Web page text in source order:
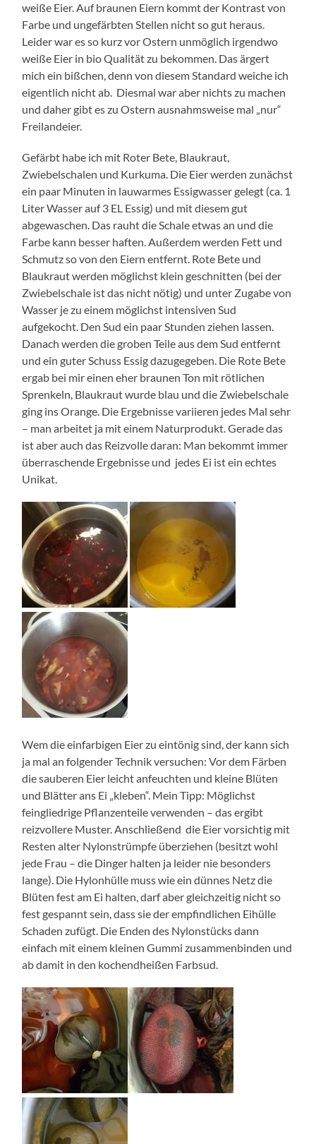
weiße Eier. Auf braunen Eiern kommt der Kontrast von
Farbe und ungefärbten Stellen nicht so gut heraus.
Leider war es so kurz vor Ostern unmöglich irgendwo
weiße Eier in bio Qualität zu bekommen. Das ärgert
mich ein bißchen, denn von diesem Standard weiche ich
eigentlich nicht ab. Diesmal war aber nichts zu machen
und daher gibt es zu Ostern ausnahmsweise mal „nur“
Freilandeier.
Gefärbt habe ich mit Roter Bete, Blaukraut,
Zwiebelschalen und Kurkuma. Die Eier werden zunächst
ein paar Minuten in lauwarmes Essigwasser gelegt (ca. 1
Liter Wasser auf 3 EL Essig) und mit diesem gut
abgewaschen. Das rauht die Schale etwas an und die
Farbe kann besser haften. Außerdem werden Fett und
Schmutz so von den Eiern entfernt. Rote Bete und
Blaukraut werden möglichst klein geschnitten (bei der
Zwiebelschale ist das nicht nötig) und unter Zugabe von
Wasser je zu einem möglichst intensiven Sud
aufgekocht. Den Sud ein paar Stunden ziehen lassen.
Danach werden die groben Teile aus dem Sud entfernt
und ein guter Schuss Essig dazugegeben. Die Rote Bete
ergab bei mir einen eher braunen Ton mit rötlichen
Sprenkeln, Blaukraut wurde blau und die Zwiebelschale
ging ins Orange. Die Ergebnisse variieren jedes Mal sehr
– man arbeitet ja mit einem Naturprodukt. Gerade das
ist aber auch das Reizvolle daran: Man bekommt immer
überraschende Ergebnisse und jedes Ei ist ein echtes
Unikat.
Wem die einfarbigen Eier zu eintönig sind, der kann sich
ja mal an folgender Technik versuchen: Vor dem Färben
die sauberen Eier leicht anfeuchten und kleine Blüten
und Blätter ans Ei „kleben“. Mein Tipp: Möglichst
feingliedrige Pflanzenteile verwenden – das ergibt
reizvollere Muster. Anschließend die Eier vorsichtig mit
Resten alter Nylonstrümpfe überziehen (besitzt wohl
jede Frau – die Dinger halten ja leider nie besonders
lange). Die Hylonhülle muss wie ein dünnes Netz die
Blüten fest am Ei halten, darf aber gleichzeitig nicht so
fest gespannt sein, dass sie der empfindlichen Eihülle
Schaden zufügt. Die Enden des Nylonstücks dann
einfach mit einem kleinen Gummi zusammenbinden und
ab damit in den kochendheißen Farbsud.